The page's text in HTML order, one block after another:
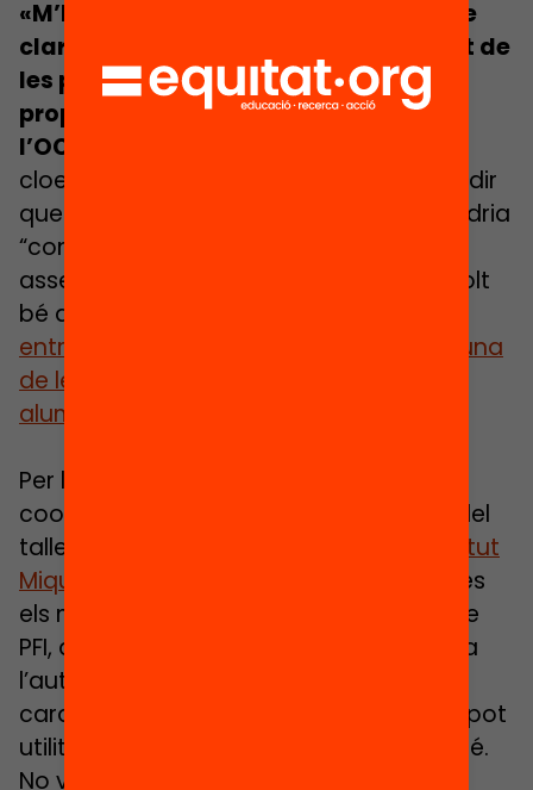
«M’ha impressionat moltíssimcom de
clar ho tenen els joves i com gran part de
les propostes coincideixen amb les
propostes de millora que ha fet
l’OCDE»,
cloenda de la Setmana, la directora va dir
que el Departament d’Ensenyament podria
“convidar els joves que han escrit a ser
assessors del Govern, perquè saben molt
bé què necessiten”.
entre d’altres, que la repetició de curs, una
de les principals preocupacions dels
alumnes, sigui sempre l’últim recurs
Per la seva part, Marc Alonso, de la
cooperativa +Educació, encarregada del
taller
Ombres de colors realitzat a l’Institut
Miquel Biada
, on es faran cinc tallers més
els mesos vinents amb els estudiants de
PFI, assegura: “Hem vist que, pel que fa a
l’autoestima, tenen pors i dificultats de
cara al futur que són eines que el tutor pot
utilitzar per treballar dins de l’aula també.
No volem que tot això es quedi en una